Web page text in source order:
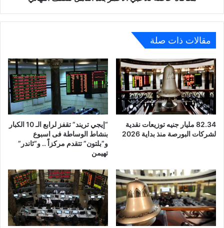
مقالات ذات صلة
82.34 مليار جنيه توزيعات نقدية
لشركات البورصة منذ بداية 2026
“إيجي تريند” تقفز لرابع الـ 10 الكبار
بنشاط الوساطة فى اسبوع
و”بلتون” تتقدم مركزاً .. و”ثاندر”
تهيمن